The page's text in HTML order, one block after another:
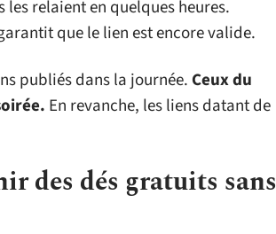
relaient en quelques heures.
que le lien est encore valide.
publiés dans la journée. Ceux du
En revanche, les liens datant de
des dés gratuits sans